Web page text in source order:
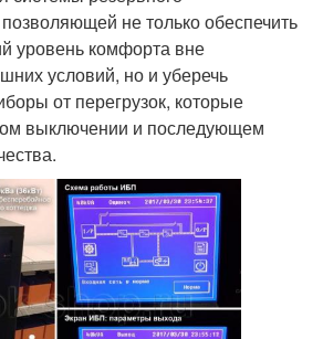
не только обеспечить
уровень комфорта вне
условий, но и уберечь
от перегрузок, которые
выключении и последующем